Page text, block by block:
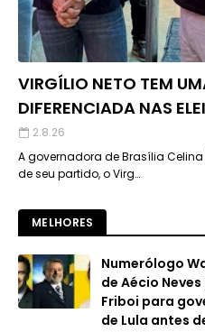
VIRGÍLIO NETO TEM
DIFERENCIADA NAS
2.8.26
A governadora de Brasília
de seu partido, o Virg…
MELHORES
Numerólogo
de Aécio
Friboi para
de Lula antes